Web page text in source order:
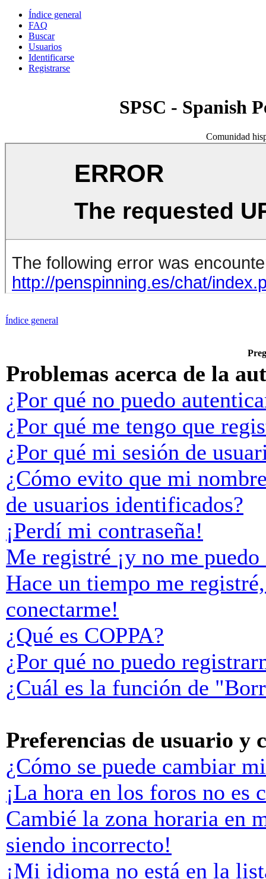
Índice general
FAQ
Buscar
Usuarios
Identificarse
Registrarse
SPSC - Spanish
Comunidad
Índice general
Problemas acerca de la
¿Por qué no puedo
¿Por qué me tengo que
¿Por qué mi sesión de
¿Cómo evito que mi
de usuarios identificados?
¡Perdí mi contraseña!
Me registré ¡y no me
Hace un tiempo me
conectarme!
¿Qué es COPPA?
¿Por qué no puedo
¿Cuál es la función de
Preferencias de usuario y
¿Cómo se puede cambiar
¡La hora en los foros no es
Cambié la zona horaria en
siendo incorrecto!
¡Mi idioma no está en la